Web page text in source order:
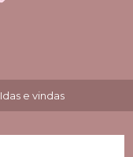
Idas e vindas